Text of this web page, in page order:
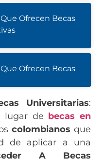
Ofrecen Becas
Ofrecen Becas
Universitarias:
lugar de becas en
colombianos que
de aplicar a una
A Becas